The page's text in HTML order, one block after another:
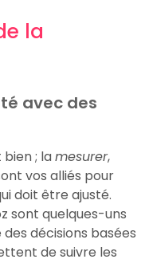
la
avec des
bien ; lamesurer,
vos alliés pour
doit être ajusté.
sont quelques-uns
décisions basées
de suivre les